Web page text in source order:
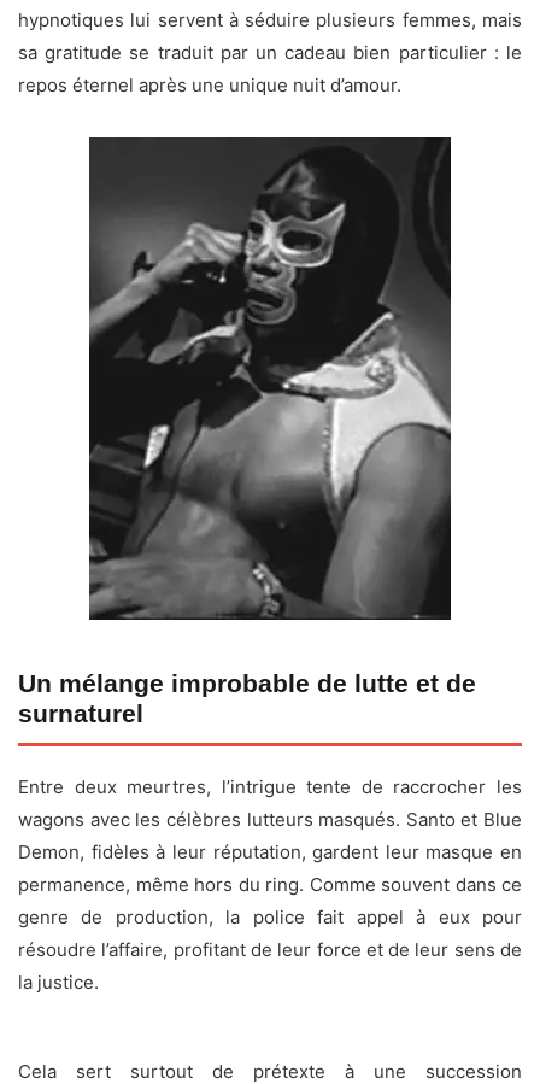
hypnotiques lui servent à séduire plusieurs femmes, mais
sa gratitude se traduit par un cadeau bien particulier : le
repos éternel après une unique nuit d’amour.
Un mélange improbable de lutte et de
surnaturel
Entre deux meurtres, l’intrigue tente de raccrocher les
wagons avec les célèbres lutteurs masqués. Santo et Blue
Demon, fidèles à leur réputation, gardent leur masque en
permanence, même hors du ring. Comme souvent dans ce
genre de production, la police fait appel à eux pour
résoudre l’affaire, profitant de leur force et de leur sens de
la justice.
Cela sert surtout de prétexte à une succession